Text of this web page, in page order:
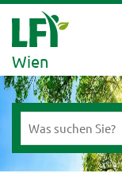
Wien